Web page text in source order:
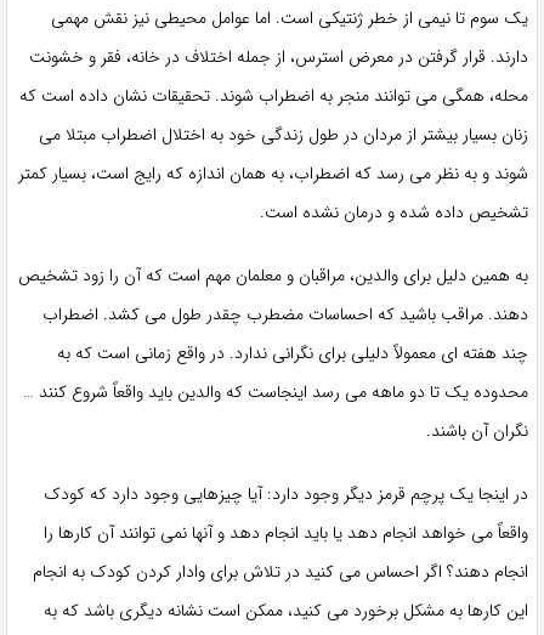
یک سوم تا نیمی از خطر ژنتیکی است. اما عوامل محیطی نیز نقش مهمی
دارند. قرار گرفتن در معرض استرس، از جمله اختلاف در خانه، فقر و خشونت
محله، همگی می توانند منجر به اضطراب شوند. تحقیقات نشان داده است که
زنان بسیار بیشتر از مردان در طول زندگی خود به اختلال اضطراب مبتلا می
شوند و به نظر می رسد که اضطراب، به همان اندازه که رایج است، بسیار کمتر
تشخیص داده شده و درمان نشده است.
به همین دلیل برای والدین، مراقبان و معلمان مهم است که آن را زود تشخیص
دهند. مراقب باشید که احساسات مضطرب چقدر طول می کشد. اضطراب
چند هفته ای معمولاً دلیلی برای نگرانی ندارد. در واقع زمانی است که به
محدوده یک تا دو ماهه می رسد اینجاست که والدین باید واقعاً شروع کنند …
نگران آن باشند.
در اینجا یک پرچم قرمز دیگر وجود دارد: آیا چیزهایی وجود دارد که کودک
واقعاً می خواهد انجام دهد یا باید انجام دهد و آنها نمی توانند آن کارها را
انجام دهند؟ اگر احساس می کنید در تلاش برای وادار کردن کودک به انجام
این کارها به مشکل برخورد می کنید، ممکن است نشانه دیگری باشد که به